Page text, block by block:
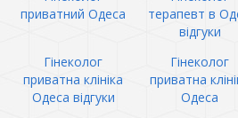
приватний Одеса
терапевт в
відгуки
Гінеколог
приватна клініка
Одеса відгуки
Гінеколог
приватна
Одеса